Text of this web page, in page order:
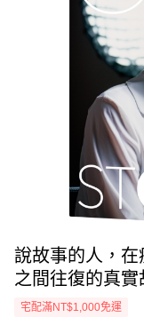
說故事的人，在
之間往復的真實
宅配滿NT$1,000免運